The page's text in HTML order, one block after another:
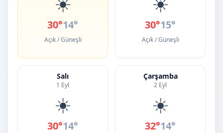
30°14°
Açık / Güneşli
30°15°
Açık / Güneşli
Salı
1 Eyl
☀️
30°14°
Çarşamba
2 Eyl
☀️
32°14°